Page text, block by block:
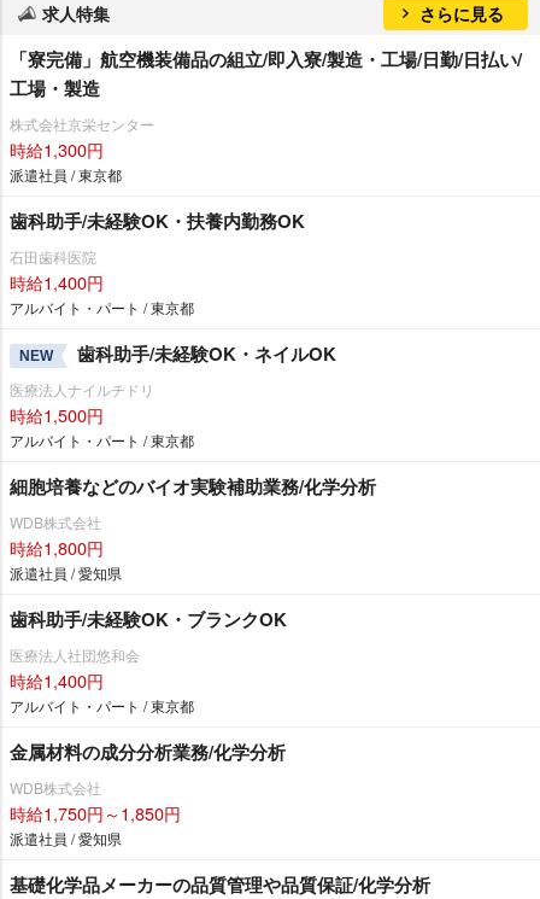
求人特集 さらに見る
「寮完備」航空機装備品の組立/即入寮/製造・工場/日勤/日払い/
工場・製造
株式会社京栄センター
時給1,300円
派遣社員 / 東京都
歯科助手/未経験OK・扶養内勤務OK
石田歯科医院
時給1,400円
アルバイト・パート / 東京都
NEW 歯科助手/未経験OK・ネイルOK
医療法人ナイルチドリ
時給1,500円
アルバイト・パート / 東京都
細胞培養などのバイオ実験補助業務/化学分析
WDB株式会社
時給1,800円
派遣社員 / 愛知県
歯科助手/未経験OK・ブランクOK
医療法人社団悠和会
時給1,400円
アルバイト・パート / 東京都
金属材料の成分分析業務/化学分析
WDB株式会社
時給1,750円～1,850円
派遣社員 / 愛知県
基礎化学品メーカーの品質管理や品質保証/化学分析